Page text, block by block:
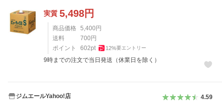
実質 5,498円
商品価格 5,400 円
送料
700 円
ポイント
602pt 12%要エントリー
9時までの注文で当日発送（休業日を除く）
ジムエールYahoo!店 4.59